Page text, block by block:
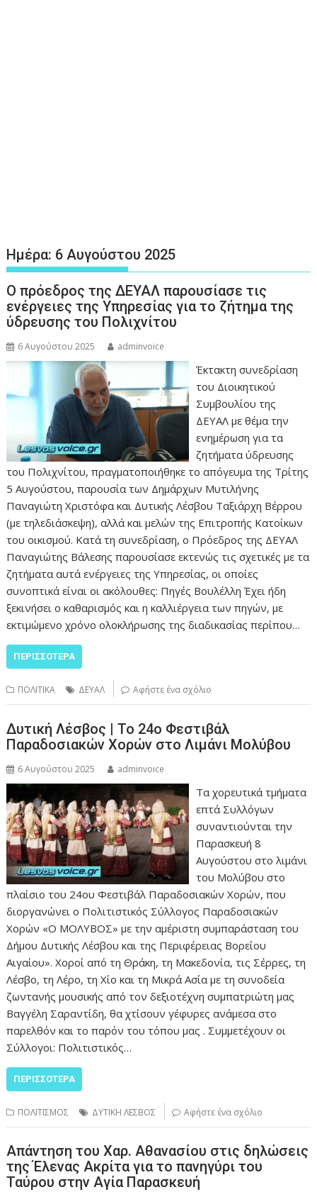
Ημέρα: 6 Αυγούστου 2025
Ο πρόεδρος της ΔΕΥΑΛ παρουσίασε τις
ενέργειες της Υπηρεσίας για το ζήτημα της
ύδρευσης του Πολιχνίτου
6 Αυγούστου 2025 adminvoice
Έκτακτη συνεδρίαση
του Διοικητικού
Συμβουλίου της
ΔΕΥΑΛ με θέμα την
ενημέρωση για τα
ζητήματα ύδρευσης
του Πολιχνίτου, πραγματοποιήθηκε το απόγευμα της Τρίτης
5 Αυγούστου, παρουσία των Δημάρχων Μυτιλήνης
Παναγιώτη Χριστόφα και Δυτικής Λέσβου Ταξιάρχη Βέρρου
(με τηλεδιάσκεψη), αλλά και μελών της Επιτροπής Κατοίκων
του οικισμού. Κατά τη συνεδρίαση, ο Πρόεδρος της ΔΕΥΑΛ
Παναγιώτης Βάλεσης παρουσίασε εκτενώς τις σχετικές με τα
ζητήματα αυτά ενέργειες της Υπηρεσίας, οι οποίες
συνοπτικά είναι οι ακόλουθες: Πηγές Βουλέλλη Έχει ήδη
ξεκινήσει ο καθαρισμός και η καλλιέργεια των πηγών, με
εκτιμώμενο χρόνο ολοκλήρωσης της διαδικασίας περίπου…
ΠΕΡΙΣΣΌΤΕΡΑ
ΠΟΛΙΤΙΚΑ ΔΕΥΑΛ Αφήστε ένα σχόλιο
Δυτική Λέσβος | Το 24ο Φεστιβάλ
Παραδοσιακών Χορών στο Λιμάνι Μολύβου
6 Αυγούστου 2025 adminvoice
Τα χορευτικά τμήματα
επτά Συλλόγων
συναντιούνται την
Παρασκευή 8
Αυγούστου στο λιμάνι
του Μολύβου στο
πλαίσιο του 24ου Φεστιβάλ Παραδοσιακών Χορών, που
διοργανώνει ο Πολιτιστικός Σύλλογος Παραδοσιακών
Χορών «Ο ΜΟΛΥΒΟΣ» με την αμέριστη συμπαράσταση του
Δήμου Δυτικής Λέσβου και της Περιφέρειας Βορείου
Αιγαίου». Χοροί από τη Θράκη, τη Μακεδονία, τις Σέρρες, τη
Λέσβο, τη Λέρο, τη Χίο και τη Μικρά Ασία με τη συνοδεία
ζωντανής μουσικής από τον δεξιοτέχνη συμπατριώτη μας
Βαγγέλη Σαραντίδη, θα χτίσουν γέφυρες ανάμεσα στο
παρελθόν και το παρόν του τόπου μας . Συμμετέχουν οι
Σύλλογοι: Πολιτιστικός…
ΠΕΡΙΣΣΌΤΕΡΑ
ΠΟΛΙΤΙΣΜΟΣ ΔΥΤΙΚΗ ΛΕΣΒΟΣ Αφήστε ένα σχόλιο
Απάντηση του Χαρ. Αθανασίου στις δηλώσεις
της Έλενας Ακρίτα για το πανηγύρι του
Ταύρου στην Αγία Παρασκευή